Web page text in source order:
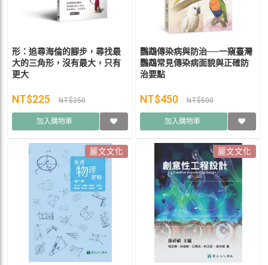
形：追尋海倫的腳步，尋找最
大的三角形，沒有最大，只有
更大
NT$225 NT$250
加入購物車
鸚鵡傳染病與防治──一窺臺灣
鸚鵡常見傳染病面貌與正確防
治要點
NT$450 NT$500
加入購物車
麗文文化 麗文文化